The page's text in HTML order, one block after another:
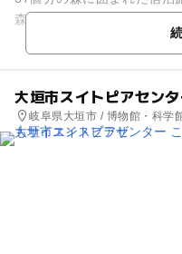
森の中。そこにはブランコ
大垣市スイトピアセン
岐阜県大垣市 / 博物館・科学